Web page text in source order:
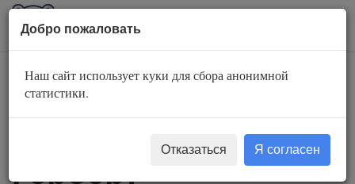
AuBook.org
Слушать
аудиокниги Шелтон
Герберт
Добро пожаловать
Наш сайт использует куки для сбора анонимной
статистики.
Отказаться Я согласен